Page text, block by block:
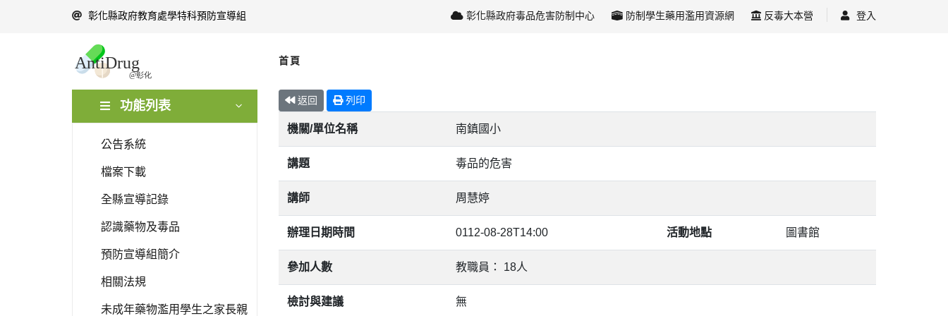
彰化縣政府教育處學特科預防宣導組 彰化縣政府毒品危害防制中心 防制學生藥用濫用資源網 反毒大本營 登入
首頁
功能列表
公告系統
檔案下載
全縣宣導記錄
認識藥物及毒品
預防宣導組簡介
相關法規
未成年藥物濫用學生之家長親
返回 列印
機關/單位名稱 南鎮國小
講題 毒品的危害
講師 周慧婷
辦理日期時間 0112-08-28T14:00 活動地點 圖書館
參加人數 教職員： 18人
檢討與建議 無